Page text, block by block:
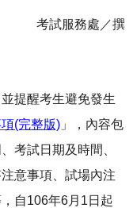
考試服務處／撰
提醒考生避免發生
(完整版) 」，內容包
考試日期及時間、
意事項、試場內注
自106年6月1日起